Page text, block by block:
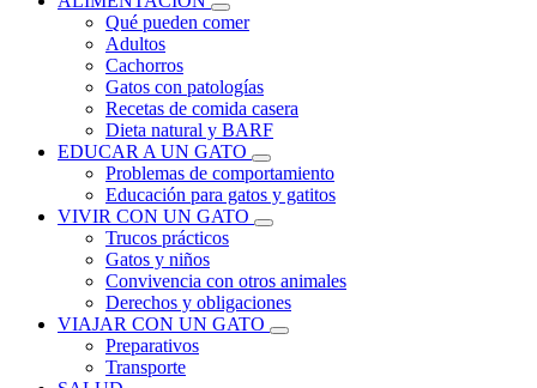
Qué pueden comer
Adultos
Cachorros
Gatos con patologías
Recetas de comida casera
Dieta natural y BARF
EDUCAR A UN GATO
Problemas de comportamiento
Educación para gatos y gatitos
VIVIR CON UN GATO
Trucos prácticos
Gatos y niños
Convivencia con otros animales
Derechos y obligaciones
VIAJAR CON UN GATO
Preparativos
Transporte